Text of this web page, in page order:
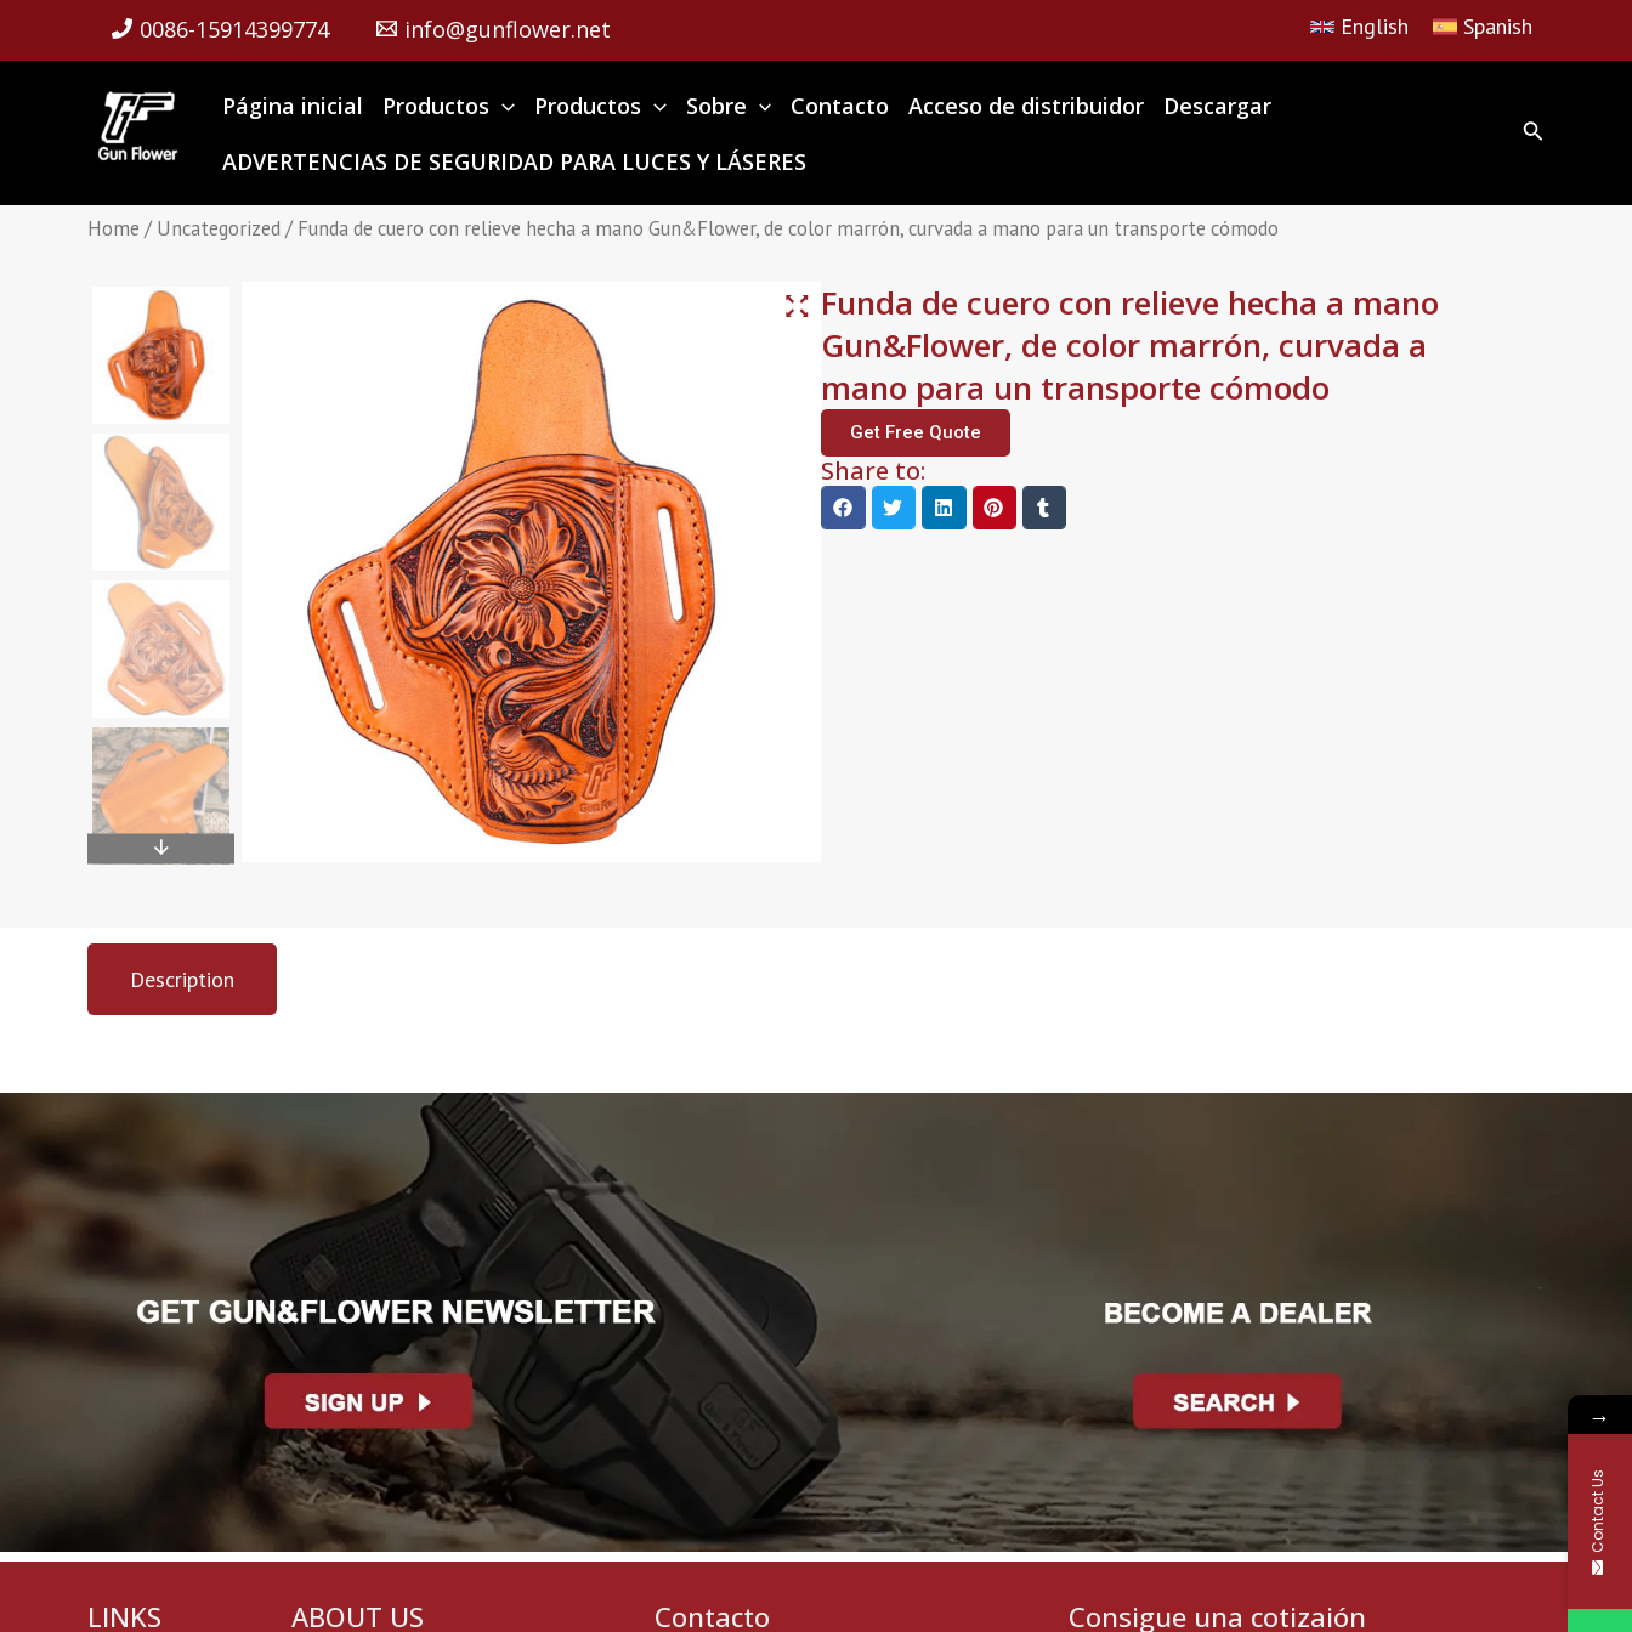
0086-15914399774 info@gunflower.net English Spanish
Página inicial Productos Productos Sobre Contacto Acceso de distribuidor
Descargar
ADVERTENCIAS DE SEGURIDAD PARA LUCES Y LÁSERES
Home /Uncategorized/ Funda de cuero con relieve hecha a mano Gun&Flower, de color marrón, curvada a mano para un transporte cómodo
Funda de cuero con relieve hecha a mano
Gun&Flower, de color marrón, curvada a
mano para un transporte cómodo
Get Free Quote
Share to:
Description
LINKS ABOUT US Contacto Consigue una cotizaión
→
Contact Us